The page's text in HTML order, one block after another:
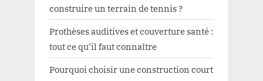
construire un terrain de tennis ?
Prothèses auditives et couverture santé :
tout ce qu’il faut connaître
Pourquoi choisir une construction court